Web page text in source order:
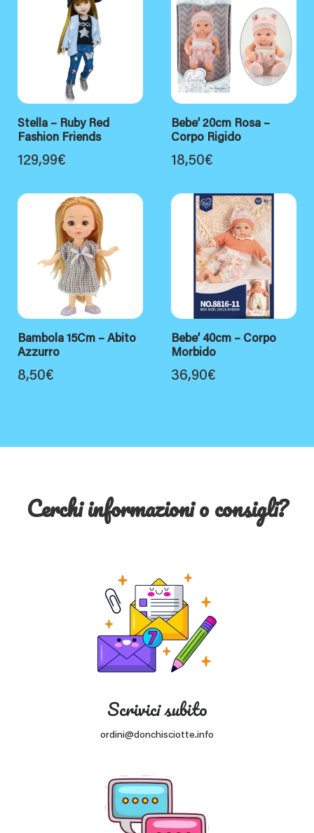
Stella – Ruby Red
Fashion Friends
129,99€
Bebe’ 20cm Rosa –
Corpo Rigido
18,50€
Bambola 15Cm – Abito
Azzurro
8,50€
Bebe’ 40cm – Corpo
Morbido
36,90€
Cerchi informazioni o consigli?
Scrivici subito
ordini@donchisciotte.info